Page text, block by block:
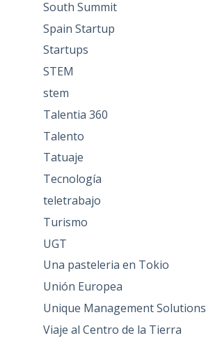
South Summit
Spain Startup
Startups
STEM
stem
Talentia 360
Talento
Tatuaje
Tecnología
teletrabajo
Turismo
UGT
Una pasteleria en Tokio
Unión Europea
Unique Management Solutions
Viaje al Centro de la Tierra